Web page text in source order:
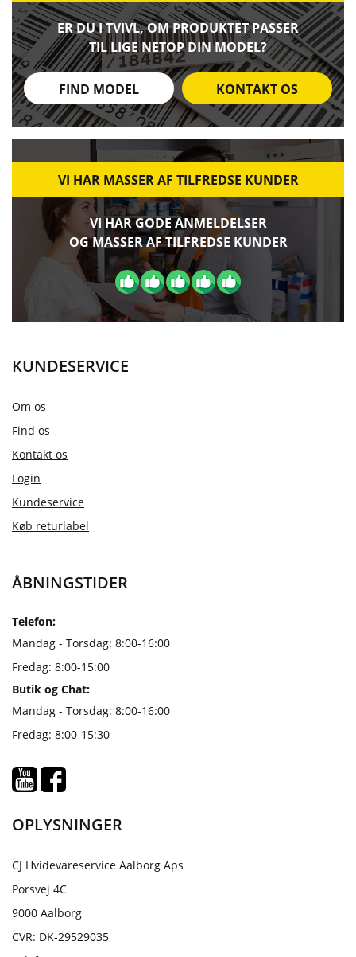
ER DU I TVIVL, OM PRODUKTET PASSER
TIL LIGE NETOP DIN MODEL?
FIND MODEL KONTAKT OS
VI HAR MASSER AF TILFREDSE KUNDER
VI HAR GODE ANMELDELSER
OG MASSER AF TILFREDSE KUNDER
KUNDESERVICE
Om os
Find os
Kontakt os
Login
Kundeservice
Køb returlabel
ÅBNINGSTIDER
Telefon:
Mandag - Torsdag: 8:00-16:00
Fredag: 8:00-15:00
Butik og Chat:
Mandag - Torsdag: 8:00-16:00
Fredag: 8:00-15:30
OPLYSNINGER
CJ Hvidevareservice Aalborg Aps
Porsvej 4C
9000 Aalborg
CVR: DK-29529035